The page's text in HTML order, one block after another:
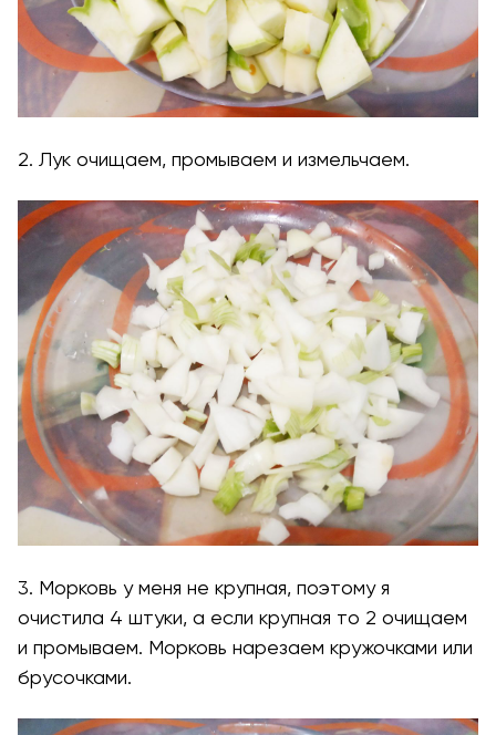
2. Лук очищаем, промываем и измельчаем.
3. Морковь у меня не крупная, поэтому я
очистила 4 штуки, а если крупная то 2 очищаем
и промываем. Морковь нарезаем кружочками или
брусочками.